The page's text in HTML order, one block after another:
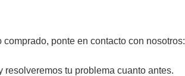
ponte en contacto con nosotros:
tu problema cuanto antes.